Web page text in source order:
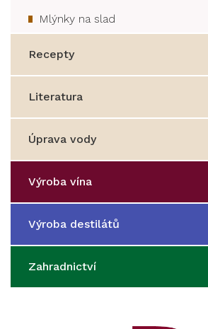
Mlýnky na slad
Recepty
Literatura
Úprava vody
Výroba vína
Výroba destilátů
Zahradnictví